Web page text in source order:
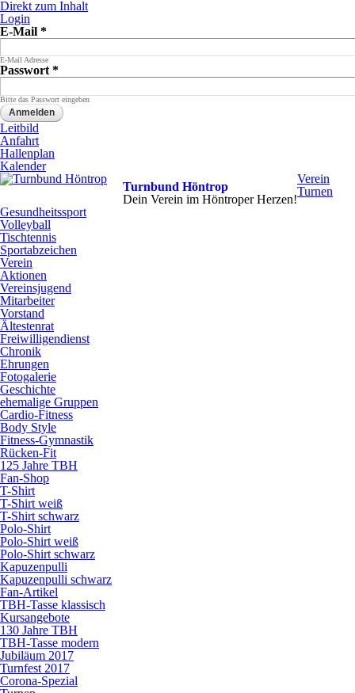
Direkt zum Inhalt
Login
E-Mail *
E-Mail Adresse
Passwort *
Bitte das Passwort eingeben
Leitbild
Anfahrt
Hallenplan
Kalender
Turnbund Höntrop
Dein Verein im Höntroper Herzen!
Verein
Turnen
Gesundheitssport
Volleyball
Tischtennis
Sportabzeichen
Verein
Aktionen
Vereinsjugend
Mitarbeiter
Vorstand
Ältestenrat
Freiwilligendienst
Chronik
Ehrungen
Fotogalerie
Geschichte
ehemalige Gruppen
Cardio-Fitness
Body Style
Fitness-Gymnastik
Rücken-Fit
125 Jahre TBH
Fan-Shop
T-Shirt
T-Shirt weiß
T-Shirt schwarz
Polo-Shirt
Polo-Shirt weiß
Polo-Shirt schwarz
Kapuzenpulli
Kapuzenpulli schwarz
Fan-Artikel
TBH-Tasse klassisch
Kursangebote
130 Jahre TBH
TBH-Tasse modern
Jubiläum 2017
Turnfest 2017
Corona-Spezial